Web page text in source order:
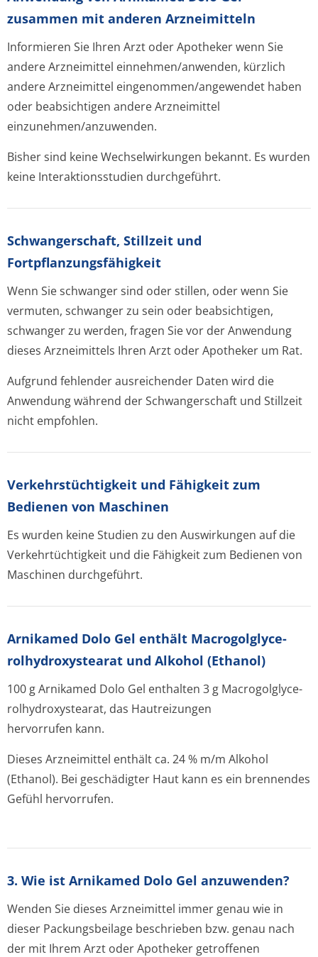
zusammen mit anderen Arzneimitteln
Informieren Sie Ihren Arzt oder Apotheker wenn Sie
andere Arzneimittel einnehmen/anwenden, kürzlich
andere Arzneimittel eingenommen/an­gewendet haben
oder beabsichtigen andere Arzneimittel
einzunehmen/an­zuwenden.
Bisher sind keine Wechselwirkungen bekannt. Es wurden
keine Interaktionsstudien durchgeführt.
Schwangerschaft, Stillzeit und
Fortpflanzungsfähig­keit
Wenn Sie schwanger sind oder stillen, oder wenn Sie
vermuten, schwanger zu sein oder beabsichtigen,
schwanger zu werden, fragen Sie vor der Anwendung
dieses Arzneimittels Ihren Arzt oder Apotheker um Rat.
Aufgrund fehlender ausreichender Daten wird die
Anwendung während der Schwangerschaft und Stillzeit
nicht empfohlen.
Verkehrstüchtig­keit und Fähigkeit zum
Bedienen von Maschinen
Es wurden keine Studien zu den Auswirkungen auf die
Verkehrtüchtigkeit und die Fähigkeit zum Bedienen von
Maschinen durchgeführt.
Arnikamed Dolo Gel enthält Macrogolglyce­
rolhydroxyste­arat und Alkohol (Ethanol)
100 g Arnikamed Dolo Gel enthalten 3 g Macrogolglyce­
rolhydroxyste­arat, das Hautreizungen
hervorrufen kann.
Dieses Arzneimittel enthält ca. 24 % m/m Alkohol
(Ethanol). Bei geschädigter Haut kann es ein brennendes
Gefühl hervorrufen.
3. Wie ist Arnikamed Dolo Gel anzuwenden?
Wenden Sie dieses Arzneimittel immer genau wie in
dieser Packungsbeilage beschrieben bzw. genau nach
der mit Ihrem Arzt oder Apotheker getroffenen